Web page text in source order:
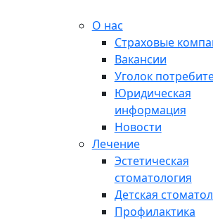
О нас
Страховые
Вакансии
Уголок
Юридическая
информация
Новости
Лечение
Эстетическая
стоматология
Детская
Профилактика